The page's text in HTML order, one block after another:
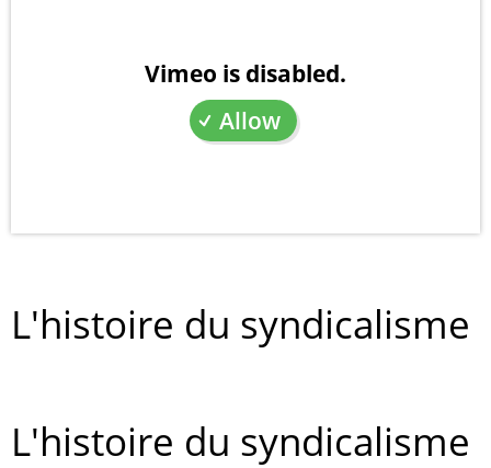
Vimeo is disabled.
Allow
L'histoire du syndicalisme
L'histoire du syndicalisme